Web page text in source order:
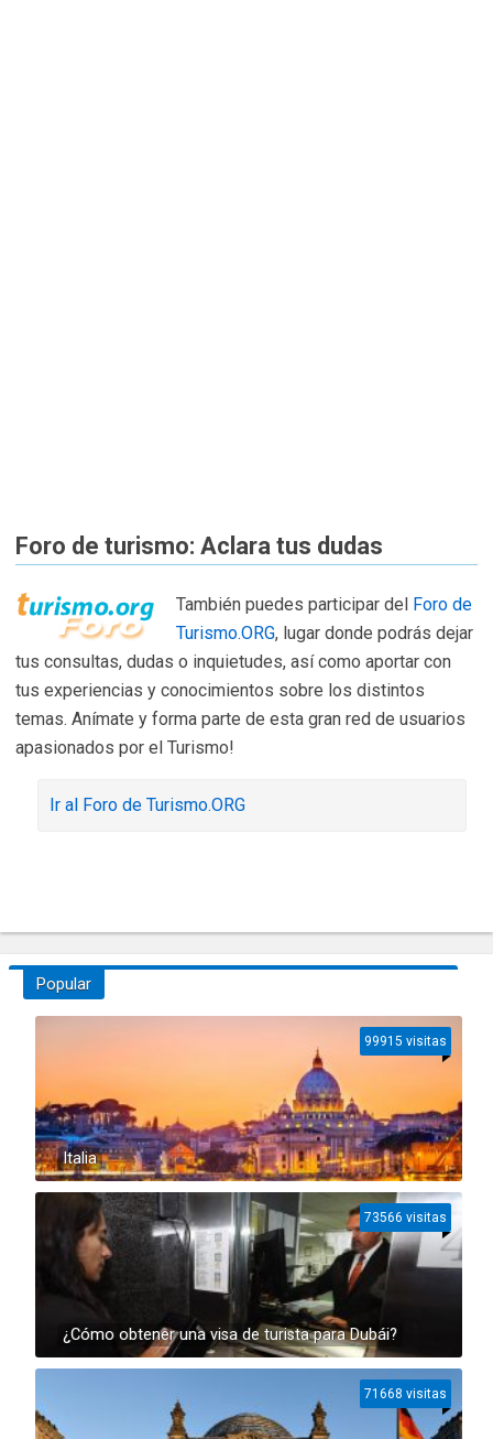
Foro de turismo: Aclara tus dudas
También puedes participar del Foro de
Turismo.ORG, lugar donde podrás dejar
tus consultas, dudas o inquietudes, así como aportar con
tus experiencias y conocimientos sobre los distintos
temas. Anímate y forma parte de esta gran red de usuarios
apasionados por el Turismo!
Ir al Foro de Turismo.ORG
Popular
Italia
99915 visitas
¿Cómo obtener una visa de turista para Dubái?
73566 visitas
71668 visitas